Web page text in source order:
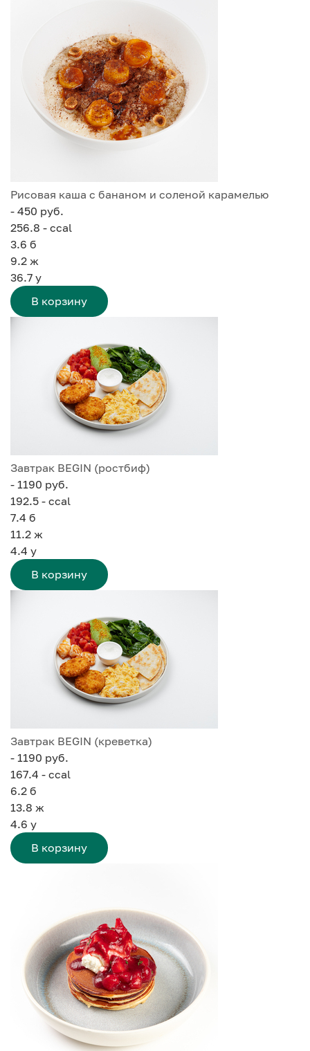
Рисовая каша с бананом и соленой карамелью
- 450 руб.
256.8 - ccal
3.6 б
9.2 ж
36.7 у
В корзину
Завтрак BEGIN (ростбиф)
- 1190 руб.
192.5 - ccal
7.4 б
11.2 ж
4.4 у
В корзину
Завтрак BEGIN (креветка)
- 1190 руб.
167.4 - ccal
6.2 б
13.8 ж
4.6 у
В корзину